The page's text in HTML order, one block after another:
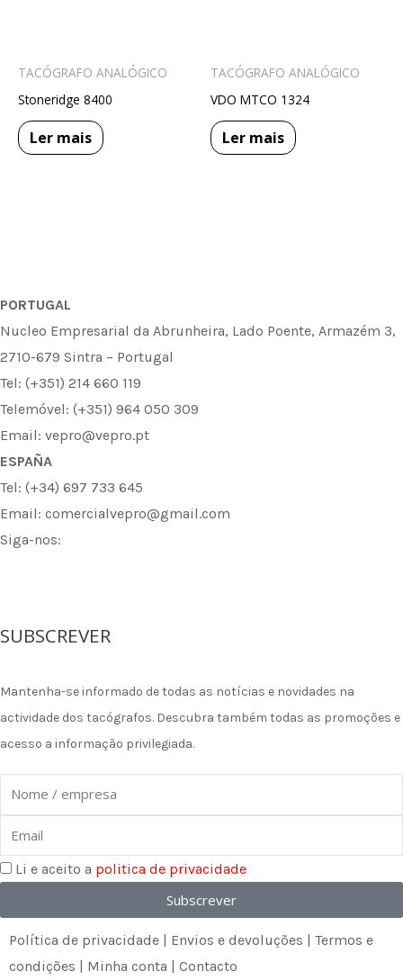
TACÓGRAFO ANALÓGICO
Stoneridge 8400
Ler mais
TACÓGRAFO ANALÓGICO
VDO MTCO 1324
Ler mais
PORTUGAL
Nucleo Empresarial da Abrunheira, Lado Poente, Armazém 3,
2710-679 Sintra – Portugal
Tel: (+351) 214 660 119
Telemóvel: (+351) 964 050 309
Email: vepro@vepro.pt
ESPAÑA
Tel: (+34) 697 733 645
Email: comercialvepro@gmail.com
Siga-nos:
a
c
e
b
o
o
k
n
s
t
a
g
r
a
m
n
k
e
d
i
n
SUBSCREVER
Mantenha-se informado de todas as notícias e novidades na
actividade dos tacógrafos. Descubra também todas as promoções e
acesso a informação privilegiada.
Nome
Li e aceito a politica de privacidade
Subscrever
Política de privacidade | Envios e devoluções | Termos e
condições | Minha conta | Contacto